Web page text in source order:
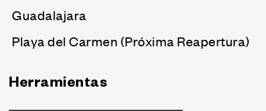
Guadalajara
Playa del Carmen (Próxima Reapertura)
Herramientas